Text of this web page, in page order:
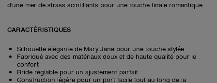
d'une mer de strass scintillants pour une touche finale romantique.
CARACTÉRISTIQUES
Silhouette élégante de Mary Jane pour une touche stylée
Fabriqué avec des matériaux doux et de haute qualité pour le
confort
Bride réglable pour un ajustement parfait
Construction légère pour un port facile tout au long de la